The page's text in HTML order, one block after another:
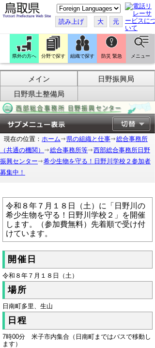
こ
の
ペ
ー
ジ
翻
訳
す
る
読み上げ 大 元
県外の方へ 分野で探す 組織で探す 防災 緊急 メニュー
メイン
日野振興局
日野県土整備局
現在の位置： ホーム 県の組織と仕事
総合事務所
（共通の機関）
総合事務所等
西部総合事務所日野
振興センター
希少生物を守る！日野川学校２参加者
募集中！
令和８年７月１８日（土）に「日野川の
希少生物を守る！日野川学校２」を開催
します。（参加費無料）先着順で受け付
けています。
開催日
令和８年７月１８日（土）
場所
日南町多里、生山
日程
7時00分 米子市内集合（日南町まではバスで移動し
ます）